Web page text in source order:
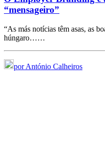
“mensageiro”
“As más notícias têm asas, as
húngaro……
por António Calheiros